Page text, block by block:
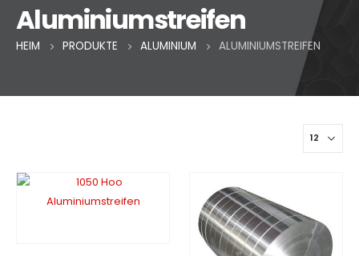
Aluminiumstreifen
HEIM PRODUKTE ALUMINIUM ALUMINIUMSTREIFEN